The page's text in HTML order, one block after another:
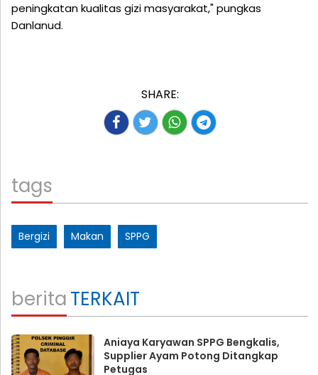
peningkatan kualitas gizi masyarakat," pungkas
Danlanud.
SHARE:
tags
Bergizi Makan SPPG
beritaTERKAIT
Aniaya Karyawan SPPG Bengkalis,
Supplier Ayam Potong Ditangkap
Petugas